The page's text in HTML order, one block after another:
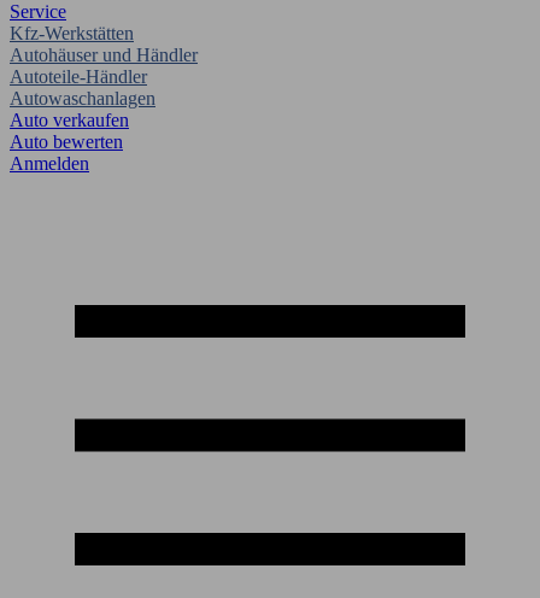
Service
Kfz-Werkstätten
Autohäuser und Händler
Autoteile-Händler
Autowaschanlagen
Auto verkaufen
Auto bewerten
Anmelden